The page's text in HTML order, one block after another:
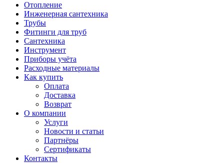
Отопление
Инженерная сантехника
Трубы
Фитинги для труб
Сантехника
Инструмент
Приборы учёта
Расходные материалы
Как купить
Оплата
Доставка
Возврат
О компании
Услуги
Новости и статьи
Партнёры
Сертификаты
Контакты